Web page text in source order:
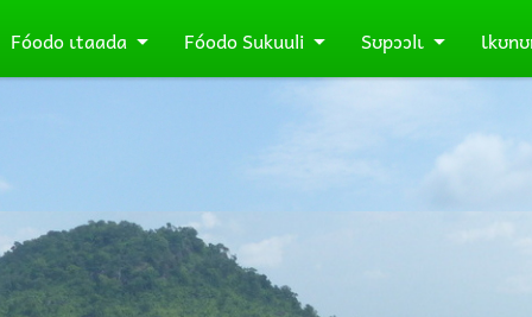
Fóodo ɩtaada Fóodo Sukuuli Sʊpɔɔlɩ